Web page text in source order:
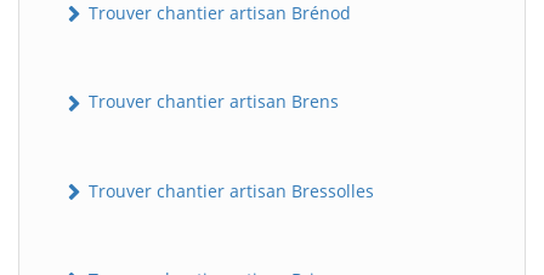
Trouver chantier artisan Brénod
Trouver chantier artisan Brens
Trouver chantier artisan Bressolles